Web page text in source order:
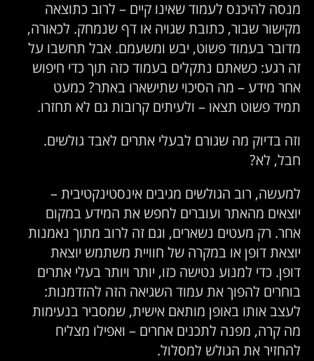
מנסה להיכנס לעמוד שאינו קיים – לרוב כתוצאה
מקישור שבור, כתובת שגויה או דף שנמחק. לכאורה,
מדובר בעמוד פשוט, יבש ומשעמם. אבל תחשבו על
זה רגע: כשאתם נתקלים בעמוד כזה תוך כדי חיפוש
אחר מידע – מה הסיכוי שתישארו באתר? כמעט
תמיד פשוט תצאו – ולעיתים קרובות גם לא תחזרו.
וזה בדיוק מה שגורם לבעלי אתרים לאבד גולשים.
חבל, לא?
למעשה, רוב הגולשים מגיבים אינסטינקטיבית –
יוצאים מהאתר ועוברים לחפש את המידע במקום
אחר. רק מעטים נשארים, וגם זה לרוב מתוך נאמנות
יוצאת דופן או במקרה של חוויית משתמש יוצאת
דופן. כדי למנוע נטישה כזו, יותר ויותר בעלי אתרים
בוחרים להפוך את עמוד השגיאה הזה להזדמנות:
לעצב אותו באופן מותאם אישית, שמסביר בנעימות
מה קרה, מפנה לתכנים אחרים – ואפילו מצליח
להחזיר את הגולש למסלול.